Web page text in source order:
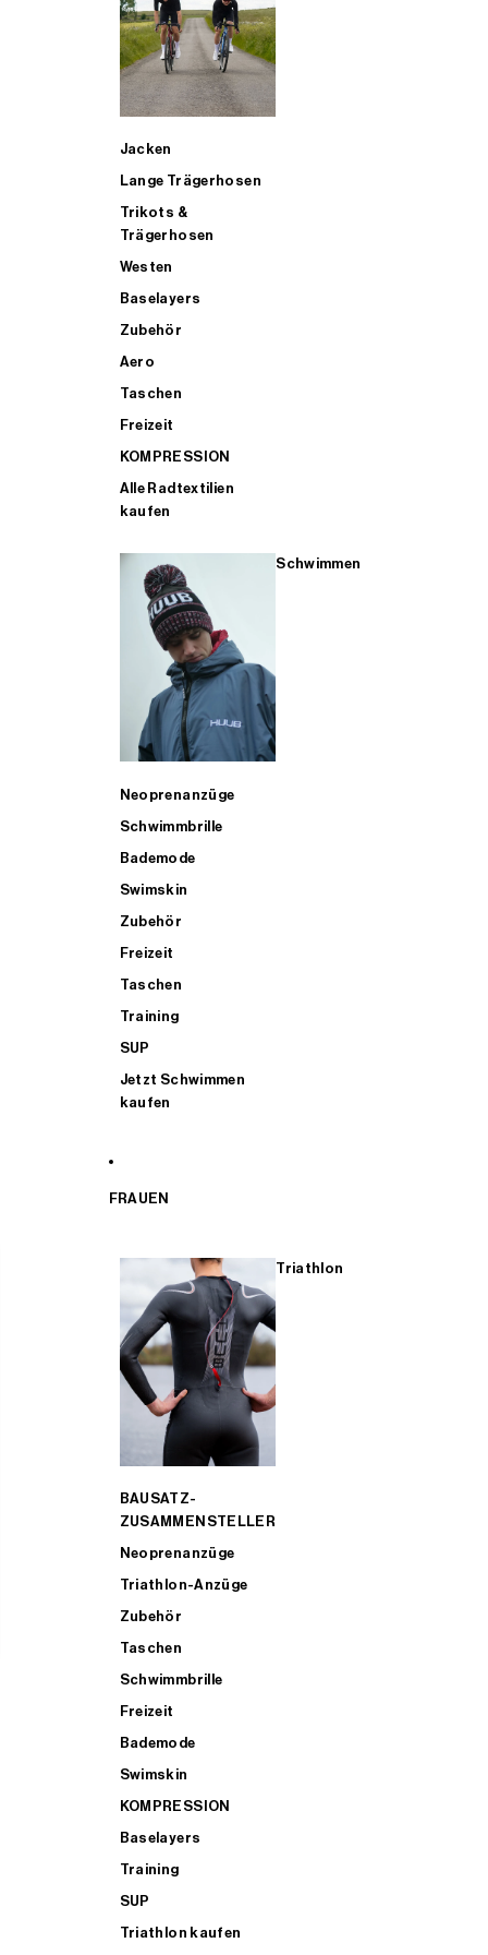
Jacken
Lange Trägerhosen
Trikots &
Trägerhosen
Westen
Baselayers
Zubehör
Aero
Taschen
Freizeit
KOMPRESSION
Alle Radtextilien
kaufen
Schwimmen
Neoprenanzüge
Schwimmbrille
Bademode
Swimskin
Zubehör
Freizeit
Taschen
Training
SUP
Jetzt Schwimmen
kaufen
FRAUEN
Triathlon
BAUSATZ-
ZUSAMMENSTELLER
Neoprenanzüge
Triathlon-Anzüge
Zubehör
Taschen
Schwimmbrille
Freizeit
Bademode
Swimskin
KOMPRESSION
Baselayers
Training
SUP
Triathlon kaufen
ALLE TRIATHLONARTIKEL FÜR MÄNNER KAUFEN